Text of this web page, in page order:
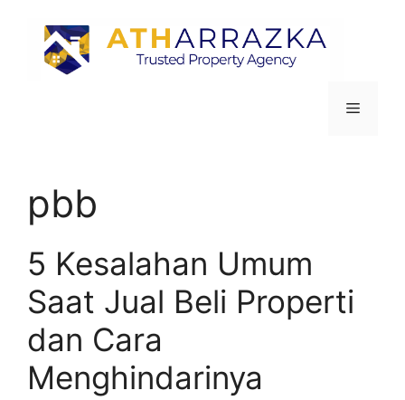
pbb
5 Kesalahan Umum
Saat Jual Beli Properti
dan Cara
Menghindarinya